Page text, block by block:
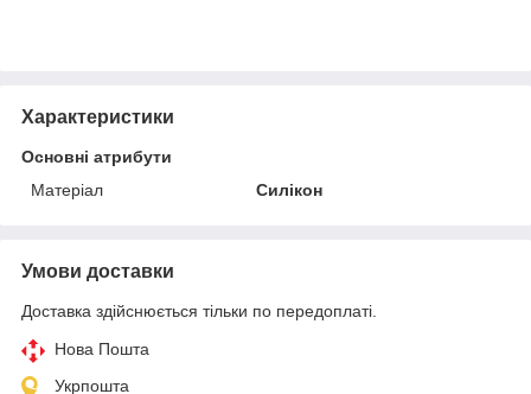
Характеристики
Основні атрибути
Матеріал
Силікон
Умови доставки
Доставка здійснюється тільки по передоплаті.
Нова Пошта
Укрпошта